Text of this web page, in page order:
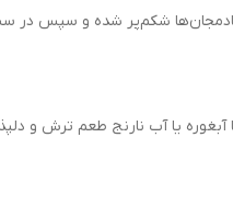
بادمجان‌ها شکم‌پر شده و سپس در
یا آب نارنج طعم ترش و